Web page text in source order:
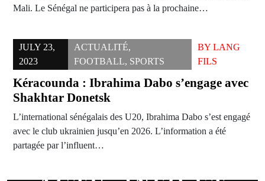
Mali. Le Sénégal ne participera pas à la prochaine…
JULY 23,
2023
ACTUALITÉ,
FOOTBALL, SPORTS
BYLANG
FILS
Kéracounda : Ibrahima Dabo s’engage avec
Shakhtar Donetsk
L’international sénégalais des U20, Ibrahima Dabo s’est engagé
avec le club ukrainien jusqu’en 2026. L’information a été
partagée par l’influent…